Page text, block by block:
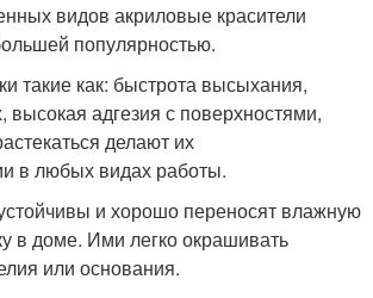
видов акриловые красители
популярностью.
такие как: быстрота высыхания,
высокая адгезия с поверхностями,
делают их
в любых видах работы.
и хорошо переносят влажную
в доме. Ими легко окрашивать
или основания.